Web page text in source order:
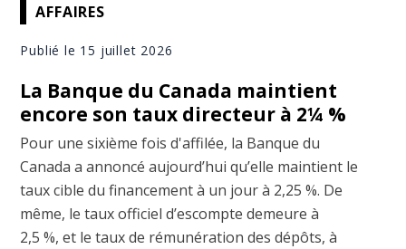
AFFAIRES
Publié le 15 juillet 2026
La Banque du Canada maintient
encore son taux directeur à 2¼ %
Pour une sixième fois d'affilée, la Banque du
Canada a annoncé aujourd’hui qu’elle maintient le
taux cible du financement à un jour à 2,25 %. De
même, le taux officiel d’escompte demeure à
2,5 %, et le taux de rémunération des dépôts, à